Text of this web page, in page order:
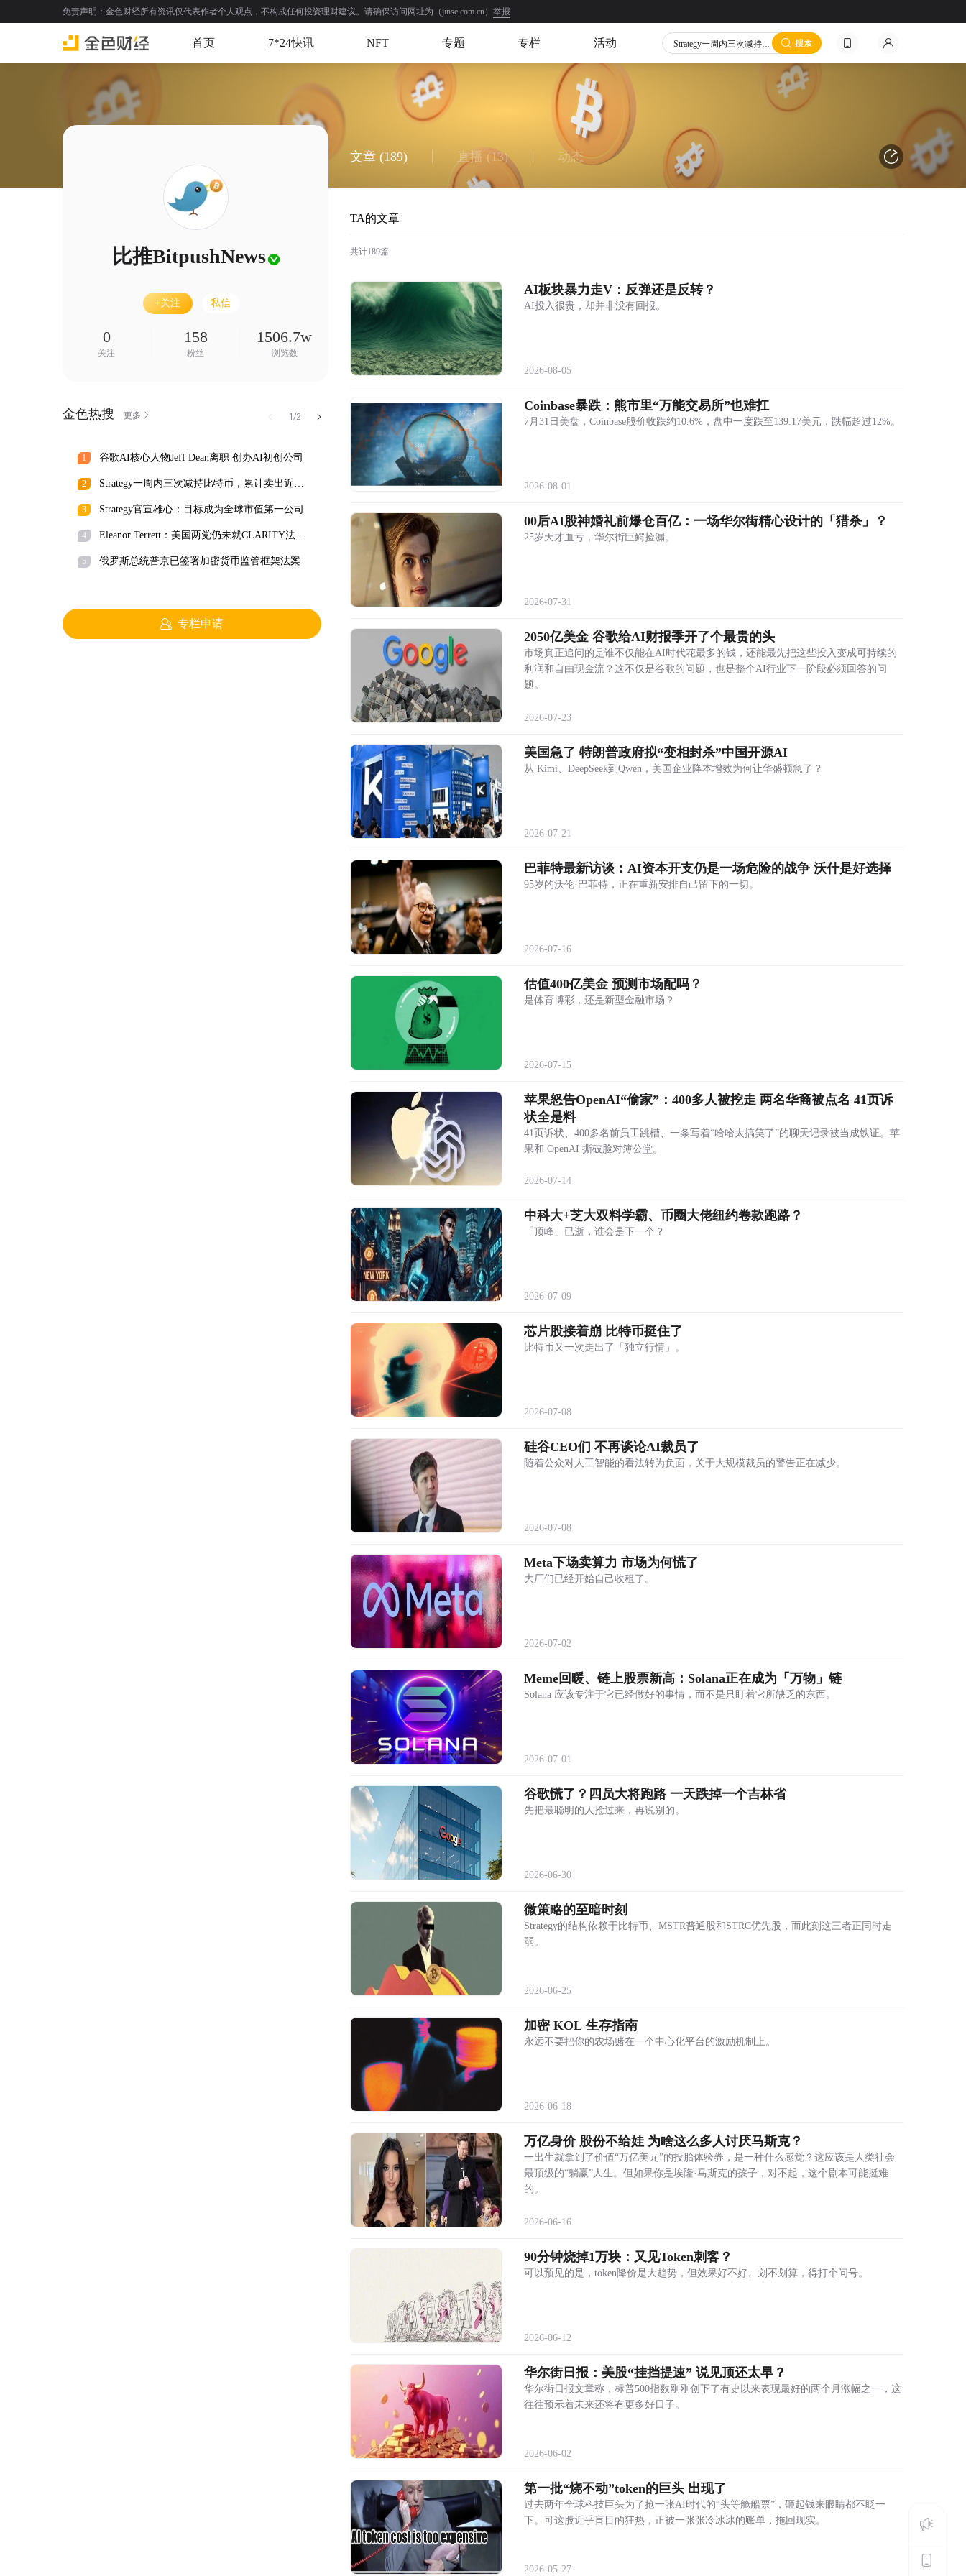
免责声明：金色财经所有资讯仅代表作者个人观点，不构成任何投资理财建议。请确保访问网址为（jinse.com.cn） 举报
首页 7*24快讯 NFT 专题 专栏 活动
Strategy将为员工子女特朗普账户每年供款250美元
Anthropic确认正在为Claude组建内部芯片团队
比推BitpushNews
+关注 私信
0
关注
158
粉丝
1506.7w
浏览数
金色热搜 更多 1/2
1 谷歌AI核心人物Jeff Dean离职 创办AI初创公司
2
3 Strategy官宣雄心：目标成为全球市值第一公司
4
5 俄罗斯总统普京已签署加密货币监管框架法案
Anthropic确认正在为Claude组建内部芯片团队
DeepSeek拟上调API服务定价
美元
货币质押服务
专栏申请
文章 (189) 直播 (13) 动态
TA的文章
共计189篇
AI板块暴力走V：反弹还是反转？
AI投入很贵，却并非没有回报。
2026-08-05
​Coinbase暴跌：熊市里“万能交易所”也难扛
7月31日美盘，Coinbase股价收跌约10.6%，盘中一度跌至139.17美元，跌幅超过12%。
2026-08-01
00后AI股神婚礼前爆仓百亿：一场华尔街精心设计的「猎杀」？
25岁天才血亏，华尔街巨鳄捡漏。
2026-07-31
2050亿美金 谷歌给AI财报季开了个最贵的头
市场真正追问的是谁不仅能在AI时代花最多的钱，还能最先把这些投入变成可持续的
利润和自由现金流？这不仅是谷歌的问题，也是整个AI行业下一阶段必须回答的问
题。
2026-07-23
美国急了 特朗普政府拟“变相封杀”中国开源AI
从 Kimi、DeepSeek到Qwen，美国企业降本增效为何让华盛顿急了？
2026-07-21
巴菲特最新访谈：AI资本开支仍是一场危险的战争 沃什是好选择
95岁的沃伦·巴菲特，正在重新安排自己留下的一切。
2026-07-16
估值400亿美金 预测市场配吗？
是体育博彩，还是新型金融市场？
2026-07-15
苹果怒告OpenAI“偷家”：400多人被挖走 两名华裔被点名 41页诉
状全是料
41页诉状、400多名前员工跳槽、一条写着“哈哈太搞笑了”的聊天记录被当成铁证。苹
果和 OpenAI 撕破脸对簿公堂。
2026-07-14
中科大+芝大双料学霸、币圈大佬纽约卷款跑路？
「顶峰」已逝，谁会是下一个？
2026-07-09
芯片股接着崩 比特币挺住了
比特币又一次走出了「独立行情」。
2026-07-08
硅谷CEO们 不再谈论AI裁员了
随着公众对人工智能的看法转为负面，关于大规模裁员的警告正在减少。
2026-07-08
Meta下场卖算力 市场为何慌了
大厂们已经开始自己收租了。
2026-07-02
Meme回暖、链上股票新高：Solana正在成为「万物」链
Solana 应该专注于它已经做好的事情，而不是只盯着它所缺乏的东西。
2026-07-01
谷歌慌了？四员大将跑路 一天跌掉一个吉林省
先把最聪明的人抢过来，再说别的。
2026-06-30
微策略的至暗时刻
Strategy的结构依赖于比特币、MSTR普通股和STRC优先股，而此刻这三者正同时走
弱。
2026-06-25
加密 KOL 生存指南
永远不要把你的农场赌在一个中心化平台的激励机制上。
2026-06-18
万亿身价 股份不给娃 为啥这么多人讨厌马斯克？
一出生就拿到了价值“万亿美元”的投胎体验券，是一种什么感觉？这应该是人类社会
最顶级的“躺赢”人生。但如果你是埃隆·马斯克的孩子，对不起，这个剧本可能挺难
的。
2026-06-16
90分钟烧掉1万块：又见Token刺客？
可以预见的是，token降价是大趋势，但效果好不好、划不划算，得打个问号。
2026-06-12
华尔街日报：美股“挂挡提速” 说见顶还太早？
华尔街日报文章称，标普500指数刚刚创下了有史以来表现最好的两个月涨幅之一，这
往往预示着未来还将有更多好日子。
2026-06-02
第一批“烧不动”token的巨头 出现了
过去两年全球科技巨头为了抢一张AI时代的“头等舱船票”，砸起钱来眼睛都不眨一
下。可这股近乎盲目的狂热，正被一张张冷冰冰的账单，拖回现实。
2026-05-27